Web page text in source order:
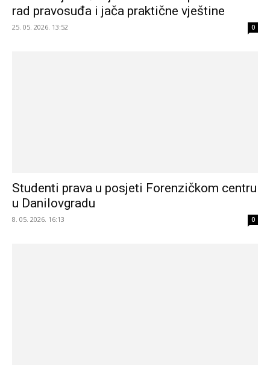
rad pravosuđa i jača praktične vještine
25. 05. 2026. 13:52 0
Studenti prava u posjeti Forenzičkom centru
u Danilovgradu
8. 05. 2026. 16:13 0